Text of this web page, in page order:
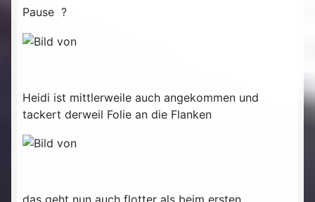
Pause ?
Heidi ist mittlerweile auch angekommen und
tackert derweil Folie an die Flanken